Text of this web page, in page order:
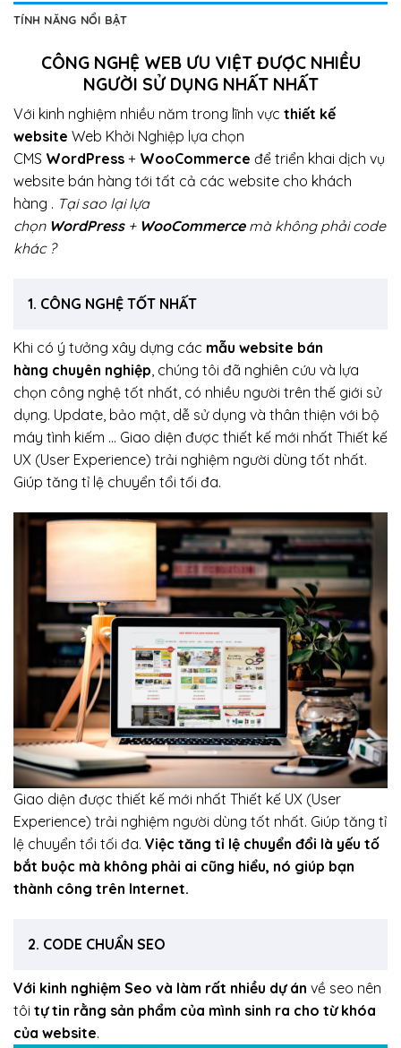
TÍNH NĂNG NỔI BẬT
CÔNG NGHỆ WEB ƯU VIỆT ĐƯỢC NHIỀU
NGƯỜI SỬ DỤNG NHẤT NHẤT
Với kinh nghiệm nhiều năm trong lĩnh vực thiết kế
website Web Khởi Nghiệp lựa chọn
CMS WordPress + WooCommerce để triển khai dịch vụ
website bán hàng tới tất cả các website cho khách
hàng . Tại sao lại lựa
chọn WordPress+ WooCommercemà không phải code
khác ?
1. CÔNG NGHỆ TỐT NHẤT
Khi có ý tưởng xây dựng các mẫu website bán
hàng chuyên nghiệp, chúng tôi đã nghiên cứu và lựa
chọn công nghệ tốt nhất, có nhiều người trên thế giới sử
dụng. Update, bảo mật, dễ sử dụng và thân thiện với bộ
máy tình kiếm … Giao diện được thiết kế mới nhất Thiết kế
UX (User Experience) trải nghiệm người dùng tốt nhất.
Giúp tăng tỉ lệ chuyển tổi tối đa.
Giao diện được thiết kế mới nhất Thiết kế UX (User
Experience) trải nghiệm người dùng tốt nhất. Giúp tăng tỉ
lệ chuyển tổi tối đa. Việc tăng tỉ lệ chuyển đổi là yếu tố
bắt buộc mà không phải ai cũng hiểu, nó giúp bạn
thành công trên Internet.
2. CODE CHUẨN SEO
Với kinh nghiệm Seo và làm rất nhiều dự án về seo nên
tôi tự tin rằng sản phẩm của mình sinh ra cho từ khóa
của website.